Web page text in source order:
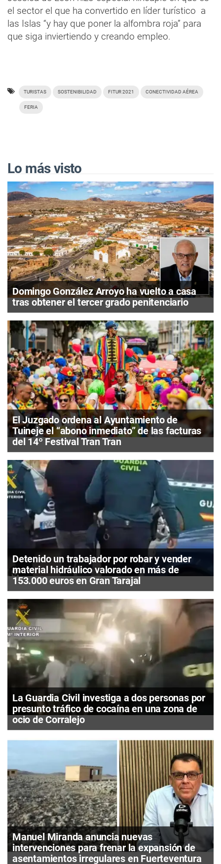
el sector el que ha convertido en líder turístico a
las Islas “y hay que poner la alfombra roja” para
que siga inviertiendo y creando empleo.
TURISTAS SOSTENIBILIDAD FITUR 2021 CONECTIVIDAD AÉREA
FERIA
Lo más visto
Domingo González Arroyo ha vuelto a casa
tras obtener el tercer grado penitenciario
El Juzgado ordena al Ayuntamiento de
Tuineje el “abono inmediato” de las facturas
del 14º Festival Tran Tran
Detenido un trabajador por robar y vender
material hidráulico valorado en más de
153.000 euros en Gran Tarajal
La Guardia Civil investiga a dos personas por
presunto tráfico de cocaína en una zona de
ocio de Corralejo
Manuel Miranda anuncia nuevas
intervenciones para frenar la expansión de
asentamientos irregulares en Fuerteventura